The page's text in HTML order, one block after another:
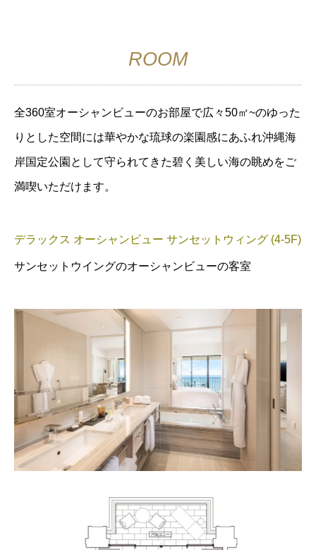
ROOM
全360室オーシャンビューのお部屋で広々50㎡~のゆった
りとした空間には華やかな琉球の楽園感にあふれ沖縄海
岸国定公園として守られてきた碧く美しい海の眺めをご
満喫いただけます。
デラックス オーシャンビュー サンセットウィング (4-5F)
サンセットウイングのオーシャンビューの客室